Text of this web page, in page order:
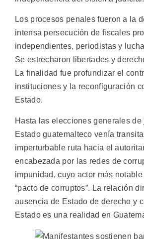
Los procesos penales fueron a la
intensa persecución de fiscales
independientes, periodistas y
Se estrecharon libertades y
La finalidad fue profundizar el
instituciones y la reconfiguración
Estado.
Hasta las elecciones generales de
Estado guatemalteco venía
imperturbable ruta hacia el
encabezada por las redes de
impunidad, cuyo actor más
“pacto de corruptos”. La relación
ausencia de Estado de derecho y
Estado es una realidad en